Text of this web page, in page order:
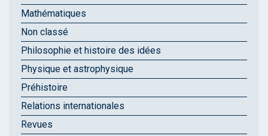
Mathématiques
Non classé
Philosophie et histoire des idées
Physique et astrophysique
Préhistoire
Relations internationales
Revues